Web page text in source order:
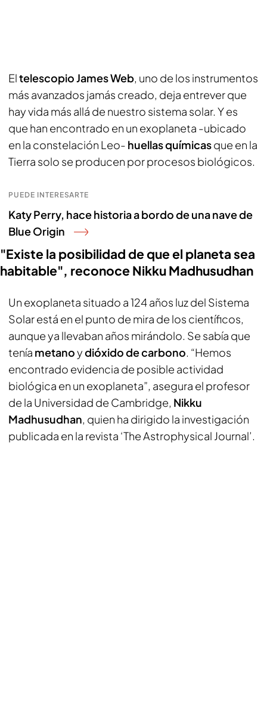
Eltelescopio James Web, uno de los instrumentos
más avanzados jamás creado, deja entrever que
hay vida más allá de nuestro sistema solar. Y es
que han encontrado en un exoplaneta -ubicado
en la constelación Leo- huellas químicasque en la
Tierra solo se producen por procesos biológicos.
PUEDE INTERESARTE
Katy Perry, hace historia a bordo de una nave de
Blue Origin
"Existe la posibilidad de que el planeta sea
habitable", reconoce Nikku Madhusudhan
Un exoplaneta situado a 124 años luz del Sistema
Solar está en el punto de mira de los científicos,
aunque ya llevaban años mirándolo. Se sabía que
tenía metanoydióxido de carbono. “Hemos
encontrado evidencia de posible actividad
biológica en un exoplaneta”, asegura el profesor
de la Universidad de Cambridge, Nikku
Madhusudhan, quien ha dirigido la investigación
publicada en la revista ‘The Astrophysical Journal’.